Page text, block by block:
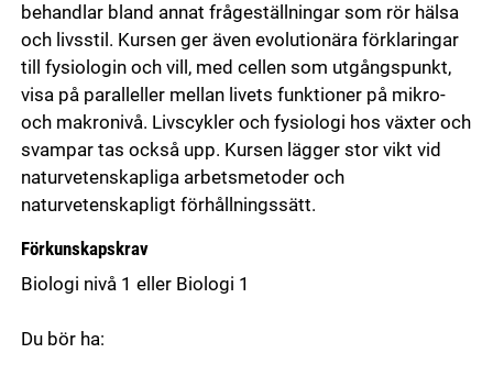
behandlar bland annat frågeställningar som rör hälsa
och livsstil. Kursen ger även evolutionära förklaringar
till fysiologin och vill, med cellen som utgångspunkt,
visa på paralleller mellan livets funktioner på mikro-
och makronivå. Livscykler och fysiologi hos växter och
svampar tas också upp. Kursen lägger stor vikt vid
naturvetenskapliga arbetsmetoder och
naturvetenskapligt förhållningssätt.
Förkunskapskrav
Biologi nivå 1 eller Biologi 1
Du bör ha: